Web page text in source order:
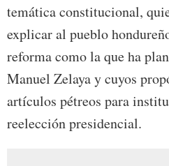
temática constitucional,
explicar al pueblo
reforma como la que ha
Manuel Zelaya y cuyos
artículos pétreos para
reelección presidencial.